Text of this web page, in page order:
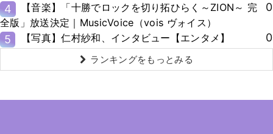
4
【音楽】「十勝でロックを切り拓ひらく～ZION～ 完
全版」放送決定｜MusicVoice（vois ヴォイス）
0
5 【写真】仁村紗和、インタビュー【エンタメ】 0
ランキングをもっとみる